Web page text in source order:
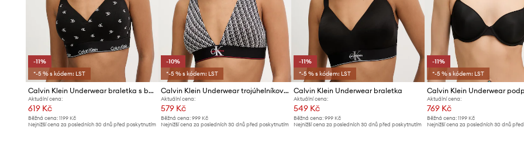
-11%
*-5 % s kódem: LST
Calvin Klein Underwear braletka s bavlnou
Aktuální cena:
619 Kč
Běžná cena: 1199 Kč
Nejnižší cena za posledních 30 dnů před poskytnutím
-10%
*-5 % s kódem: LST
Calvin Klein Underwear trojúhelníková podprsenka
Aktuální cena:
579 Kč
Běžná cena:999 Kč
Nejnižší cena za posledních 30 dnů před poskytnutím
-11%
*-5 % s kódem: LST
Calvin Klein Underwear braletka
Aktuální cena:
549 Kč
Běžná cena: 999 Kč
Nejnižší cena za posledních 30 dnů před poskytnutím
-11%
*-5 % s kódem: LST
Calvin Klein Underwear
Aktuální cena:
769 Kč
Běžná cena: 1199 Kč
Nejnižší cena za posledních 30 dnů